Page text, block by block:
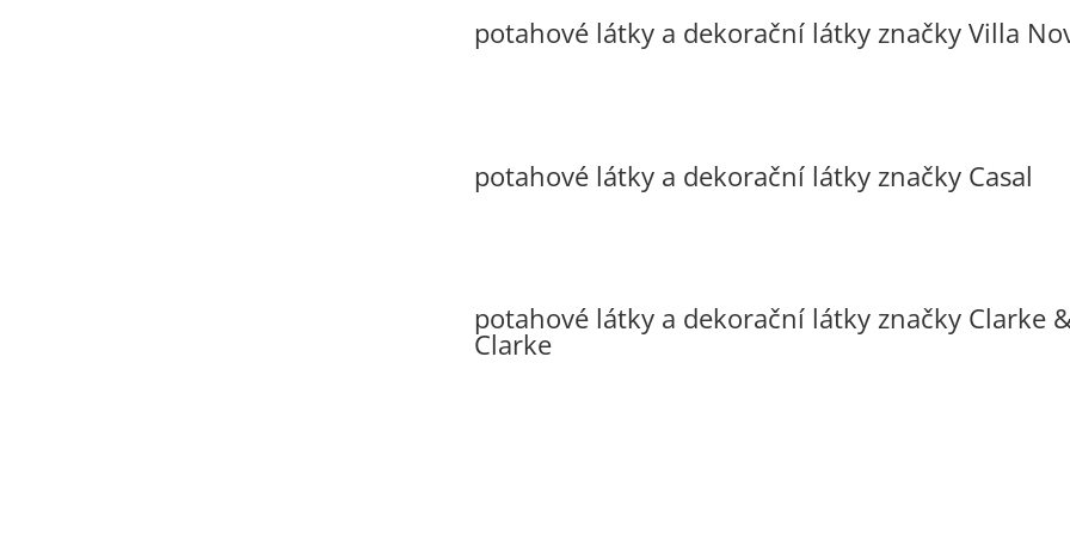
potahové látky a dekorační látky značky Villa
potahové látky a dekorační látky značky Casal
potahové látky a dekorační látky značky Clarke
Clarke